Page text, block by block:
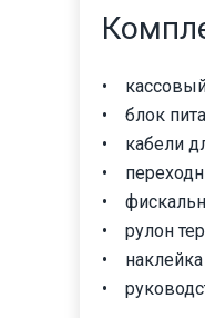
• кассовый
• блок
• кабели
•
•
• рулон
• наклейка
•